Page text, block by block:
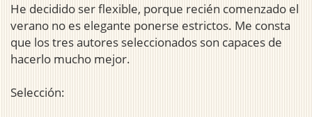
He decidido ser flexible, porque recién comenzado el
verano no es elegante ponerse estrictos. Me consta
que los tres autores seleccionados son capaces de
hacerlo mucho mejor.
Selección: